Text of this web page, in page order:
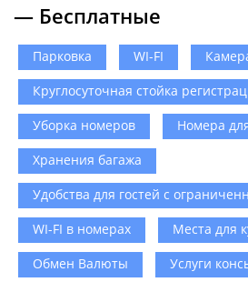
— Бесплатные
Парковка WI-FI
Круглосуточная стойка
Уборка номеров
Номера
Хранения багажа
Удобства для гостей с
WI-FI в номерах
Места для
Обмен Валюты
Услуги